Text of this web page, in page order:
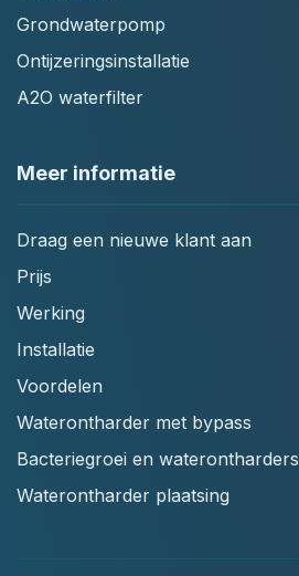
Grondwaterpomp
Ontijzeringsinstallatie
A2O waterfilter
Meer informatie
Draag een nieuwe klant aan
Prijs
Werking
Installatie
Voordelen
Waterontharder met bypass
Bacteriegroei en waterontharders
Waterontharder plaatsing